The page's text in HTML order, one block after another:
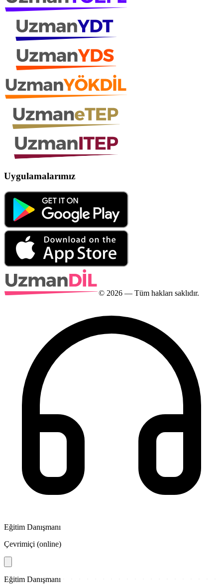
Uygulamalarımız
© 2026 — Tüm hakları saklıdır.
Eğitim Danışmanı
Çevrimiçi (online)
Eğitim Danışmanı